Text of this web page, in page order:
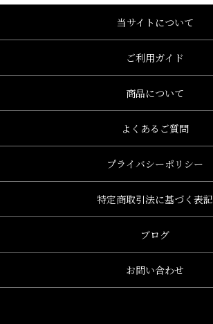
当サイトについて
ご利用ガイド
商品について
よくあるご質問
プライバシーポリシー
特定商取引法に基づく表記
ブログ
お問い合わせ